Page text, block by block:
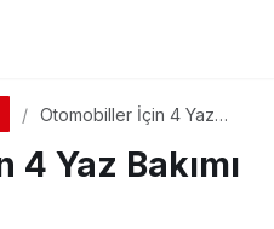
Otomobiller İçin 4 Yaz
Yaz Bakımı